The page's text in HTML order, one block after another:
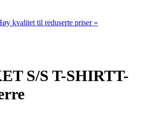
kvalitet til reduserte priser »
S/S T-SHIRTT-